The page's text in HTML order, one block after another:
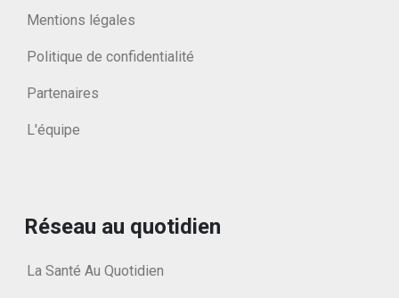
Mentions légales
Politique de confidentialité
Partenaires
L'équipe
Réseau au quotidien
La Santé Au Quotidien